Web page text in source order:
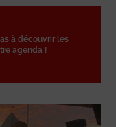
à découvrir les
agenda !